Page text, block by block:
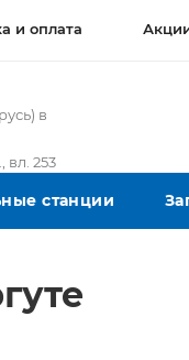
и оплата
в
вл. 253
станции